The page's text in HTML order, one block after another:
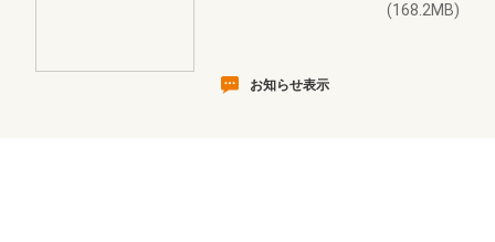
(168.2MB)
お知らせ表示